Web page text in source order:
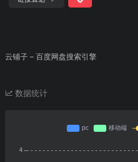
云铺子 – 百度网盘搜索引擎
数据统计